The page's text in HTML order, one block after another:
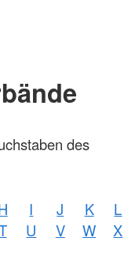
des
I J K
L
U V W
X